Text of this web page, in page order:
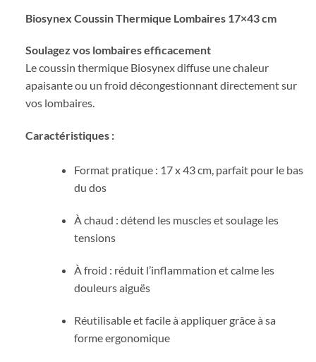
Biosynex Coussin Thermique Lombaires 17×43 cm
Soulagez vos lombaires efficacement
Le coussin thermique Biosynex diffuse une chaleur
apaisante ou un froid décongestionnant directement sur
vos lombaires.
Caractéristiques :
Format pratique : 17 x 43 cm, parfait pour le bas
du dos
À chaud : détend les muscles et soulage les
tensions
À froid : réduit l’inflammation et calme les
douleurs aiguës
Réutilisable et facile à appliquer grâce à sa
forme ergonomique